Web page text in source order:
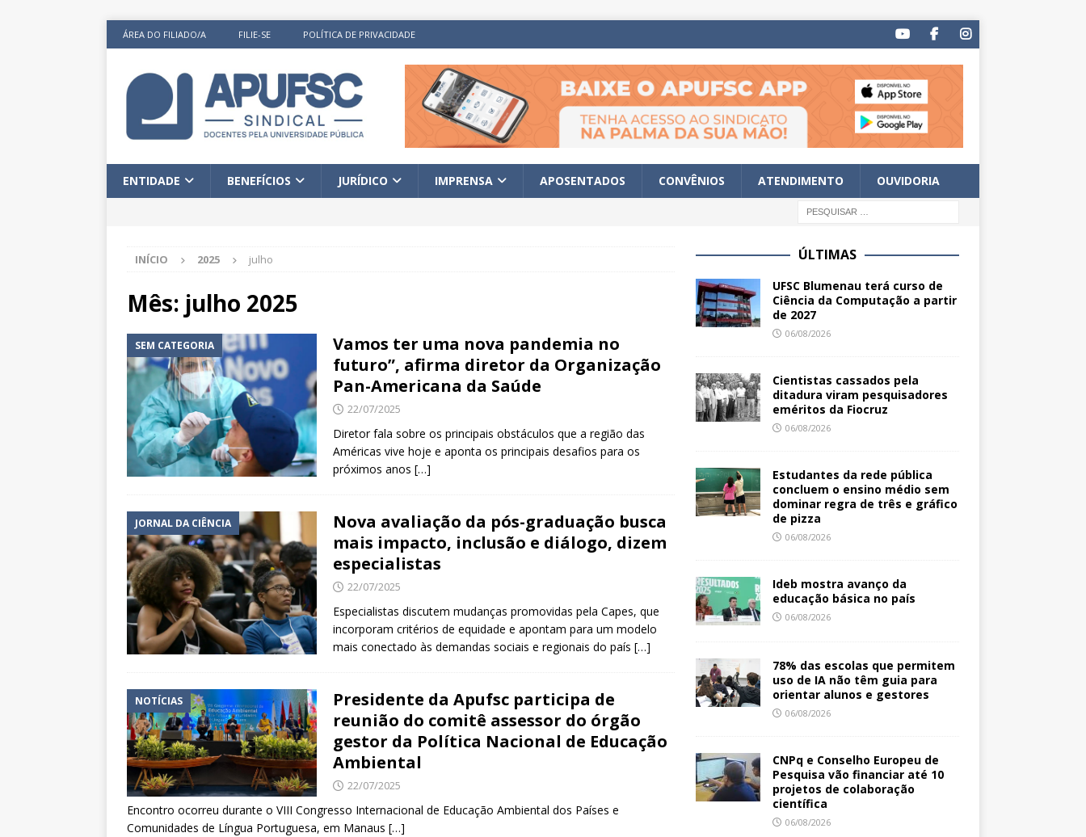
ÁREA DO FILIADO/A FILIE-SE POLÍTICA DE PRIVACIDADE
ENTIDADE BENEFÍCIOS JURÍDICO IMPRENSA APOSENTADOS CONVÊNIOS ATENDIMENTO OUVIDORIA
INÍCIO 2025 julho
Mês: julho 2025
SEM CATEGORIA
Vamos ter uma nova pandemia no
futuro”, afirma diretor da Organização
Pan-Americana da Saúde
22/07/2025
Diretor fala sobre os principais obstáculos que a região das
Américas vive hoje e aponta os principais desafios para os
próximos anos […]
JORNAL DA CIÊNCIA
Nova avaliação da pós-graduação busca
mais impacto, inclusão e diálogo, dizem
especialistas
22/07/2025
Especialistas discutem mudanças promovidas pela Capes, que
incorporam critérios de equidade e apontam para um modelo
mais conectado às demandas sociais e regionais do país […]
NOTÍCIAS
Presidente da Apufsc participa de
reunião do comitê assessor do órgão
gestor da Política Nacional de Educação
Ambiental
22/07/2025
Encontro ocorreu durante o VIII Congresso Internacional de Educação Ambiental dos Países e
Comunidades de Língua Portuguesa, em Manaus […]
ÚLTIMAS
UFSC Blumenau terá curso de
Ciência da Computação a partir
de 2027
06/08/2026
Cientistas cassados pela
ditadura viram pesquisadores
eméritos da Fiocruz
06/08/2026
Estudantes da rede pública
concluem o ensino médio sem
dominar regra de três e gráfico
de pizza
06/08/2026
Ideb mostra avanço da
educação básica no país
06/08/2026
78% das escolas que permitem
uso de IA não têm guia para
orientar alunos e gestores
06/08/2026
CNPq e Conselho Europeu de
Pesquisa vão financiar até 10
projetos de colaboração
científica
06/08/2026